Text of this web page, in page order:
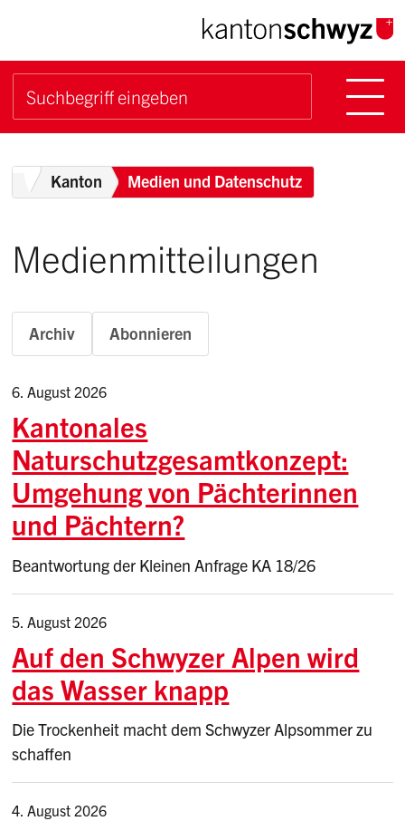
Navigieren im Kanton
Schnellnavigation
Suchbegriff
Breadcrumb
HomeKanton Medien und Datenschutz
Medienmitteilungen
Archiv Abonnieren
Kantonales
Naturschutzgesamtkonzept:
Umgehung von Pächterinnen
und Pächtern?
6. August 2026
Beantwortung der Kleinen Anfrage KA 18/26
Auf den Schwyzer Alpen wird
das Wasser knapp
5. August 2026
Die Trockenheit macht dem Schwyzer Alpsommer zu
schaffen
4. August 2026